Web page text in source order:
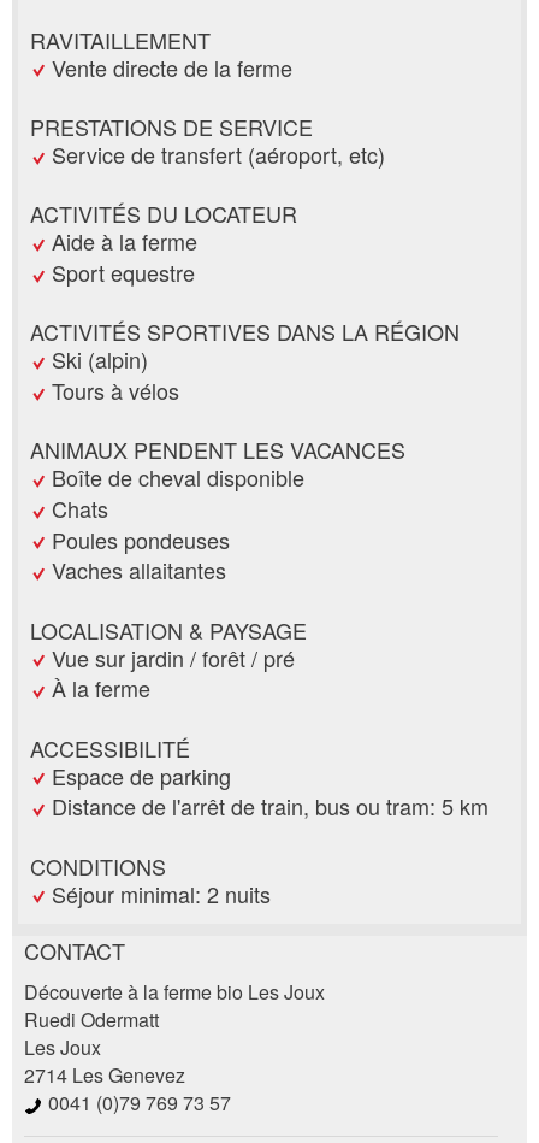
RAVITAILLEMENT
Vente directe de la ferme
PRESTATIONS DE SERVICE
Service de transfert (aéroport, etc)
ACTIVITÉS DU LOCATEUR
Aide à la ferme
Sport equestre
ACTIVITÉS SPORTIVES DANS LA RÉGION
Ski (alpin)
Tours à vélos
ANIMAUX PENDENT LES VACANCES
Boîte de cheval disponible
Chats
Poules pondeuses
Vaches allaitantes
LOCALISATION & PAYSAGE
Vue sur jardin / forêt / pré
À la ferme
ACCESSIBILITÉ
Espace de parking
Distance de l'arrêt de train, bus ou tram: 5 km
CONDITIONS
Séjour minimal: 2 nuits
Annonces répréhensibles
Vos commentaires sont grandement appréciés!
Commentaires généraux
Recommander l'annonce
Recommandez cette annonce à des amis.
CONTACT
Découverte à la ferme bio Les Joux
Ruedi Odermatt
Les Joux
2714 Les Genevez
0041 (0)79 769 73 57